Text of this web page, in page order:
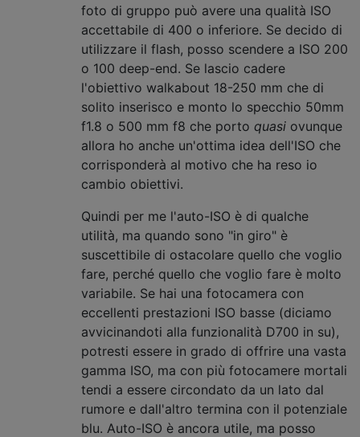
foto di gruppo può avere una qualità ISO
accettabile di 400 o inferiore. Se decido di
utilizzare il flash, posso scendere a ISO 200
o 100 deep-end. Se lascio cadere
l'obiettivo walkabout 18-250 mm che di
solito inserisco e monto lo specchio 50mm
f1.8 o 500 mm f8 che porto quasi ovunque
allora ho anche un'ottima idea dell'ISO che
corrisponderà al motivo che ha reso io
cambio obiettivi.
Quindi per me l'auto-ISO è di qualche
utilità, ma quando sono "in giro" è
suscettibile di ostacolare quello che voglio
fare, perché quello che voglio fare è molto
variabile. Se hai una fotocamera con
eccellenti prestazioni ISO basse (diciamo
avvicinandoti alla funzionalità D700 in su),
potresti essere in grado di offrire una vasta
gamma ISO, ma con più fotocamere mortali
tendi a essere circondato da un lato dal
rumore e dall'altro termina con il potenziale
blu. Auto-ISO è ancora utile, ma posso